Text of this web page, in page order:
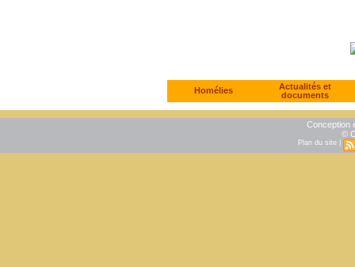
Homélies
Actualités et
documents
Conception
©
Plan du site